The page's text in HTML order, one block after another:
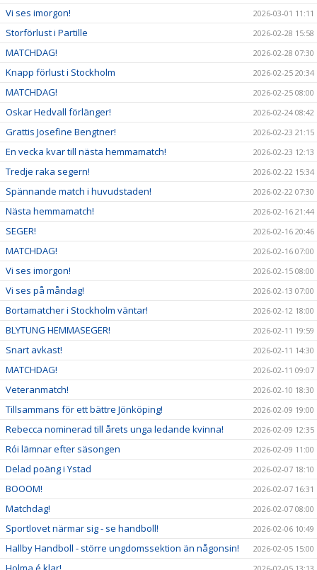
Vi ses imorgon! 2026-03-01 11:11
Storförlust i Partille 2026-02-28 15:58
MATCHDAG! 2026-02-28 07:30
Knapp förlust i Stockholm 2026-02-25 20:34
MATCHDAG! 2026-02-25 08:00
Oskar Hedvall förlänger! 2026-02-24 08:42
Grattis Josefine Bengtner! 2026-02-23 21:15
En vecka kvar till nästa hemmamatch! 2026-02-23 12:13
Tredje raka segern! 2026-02-22 15:34
Spännande match i huvudstaden! 2026-02-22 07:30
Nästa hemmamatch! 2026-02-16 21:44
SEGER! 2026-02-16 20:46
MATCHDAG! 2026-02-16 07:00
Vi ses imorgon! 2026-02-15 08:00
Vi ses på måndag! 2026-02-13 07:00
Bortamatcher i Stockholm väntar! 2026-02-12 18:00
BLYTUNG HEMMASEGER! 2026-02-11 19:59
Snart avkast! 2026-02-11 14:30
MATCHDAG! 2026-02-11 09:07
Veteranmatch! 2026-02-10 18:30
Tillsammans för ett bättre Jönköping! 2026-02-09 19:00
Rebecca nominerad till årets unga ledande kvinna! 2026-02-09 12:35
Rói lämnar efter säsongen 2026-02-09 11:00
Delad poäng i Ystad 2026-02-07 18:10
BOOOM! 2026-02-07 16:31
Matchdag! 2026-02-07 08:00
Sportlovet närmar sig - se handboll! 2026-02-06 10:49
Hallby Handboll - större ungdomssektion än någonsin! 2026-02-05 15:00